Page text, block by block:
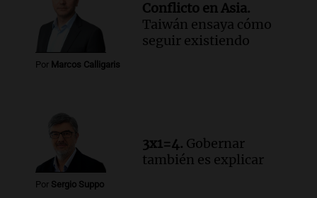
más femicidios del país, según informe
de Casa del Encuentro
Panorama Federal
Episodios
Procrear en la provincia
Panorama Federal
Episodios
Por Marcos Calligaris
Conflicto en Asia.
Taiwán ensaya cómo
seguir existiendo
Por Sergio Suppo
3x1=4. Gobernar
también es explicar